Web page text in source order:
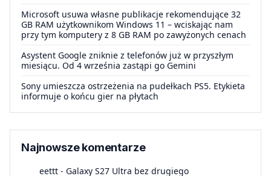
Microsoft usuwa własne publikacje rekomendujące 32
GB RAM użytkownikom Windows 11 – wciskając nam
przy tym komputery z 8 GB RAM po zawyżonych cenach
Asystent Google zniknie z telefonów już w przyszłym
miesiącu. Od 4 września zastąpi go Gemini
Sony umieszcza ostrzeżenia na pudełkach PS5. Etykieta
informuje o końcu gier na płytach
Najnowsze komentarze
eettt - Galaxy S27 Ultra bez drugiego